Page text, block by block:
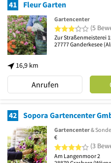
41 Fleur Garten
16,9 km
Gartencenter
3 von 5
(5
Zur Straßenmeisterei
27777Ganderkesee
Anrufen
42 Sopora Gartencenter
Gartencenter&
€
4 von 5
(3
Am Langenmoor 2